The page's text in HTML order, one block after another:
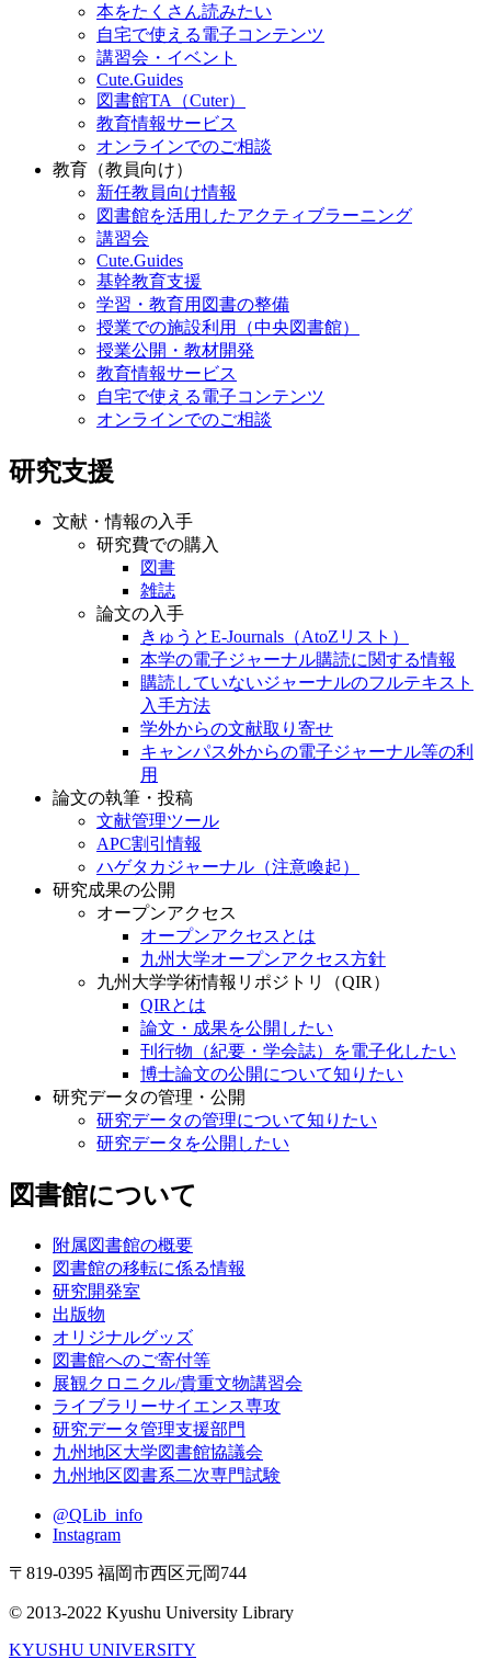
本をたくさん読みたい
自宅で使える電子コンテンツ
講習会・イベント
Cute.Guides
図書館TA（Cuter）
教育情報サービス
オンラインでのご相談
教育（教員向け）
新任教員向け情報
図書館を活用したアクティブラーニング
講習会
Cute.Guides
基幹教育支援
学習・教育用図書の整備
授業での施設利用（中央図書館）
授業公開・教材開発
教育情報サービス
自宅で使える電子コンテンツ
オンラインでのご相談
研究支援
文献・情報の入手
研究費での購入
図書
雑誌
論文の入手
きゅうとE-Journals（AtoZリスト）
本学の電子ジャーナル購読に関する情報
購読していないジャーナルのフルテキスト
入手方法
学外からの文献取り寄せ
キャンパス外からの電子ジャーナル等の利
用
論文の執筆・投稿
文献管理ツール
APC割引情報
ハゲタカジャーナル（注意喚起）
研究成果の公開
オープンアクセス
オープンアクセスとは
九州大学オープンアクセス方針
九州大学学術情報リポジトリ（QIR）
QIRとは
論文・成果を公開したい
刊行物（紀要・学会誌）を電子化したい
博士論文の公開について知りたい
研究データの管理・公開
研究データの管理について知りたい
研究データを公開したい
図書館について
附属図書館の概要
図書館の移転に係る情報
研究開発室
出版物
オリジナルグッズ
図書館へのご寄付等
展観クロニクル/貴重文物講習会
ライブラリーサイエンス専攻
研究データ管理支援部門
九州地区大学図書館協議会
九州地区図書系二次専門試験
@QLib_info
Instagram
〒819-0395 福岡市西区元岡744
© 2013-2022 Kyushu University Library
KYUSHU UNIVERSITY